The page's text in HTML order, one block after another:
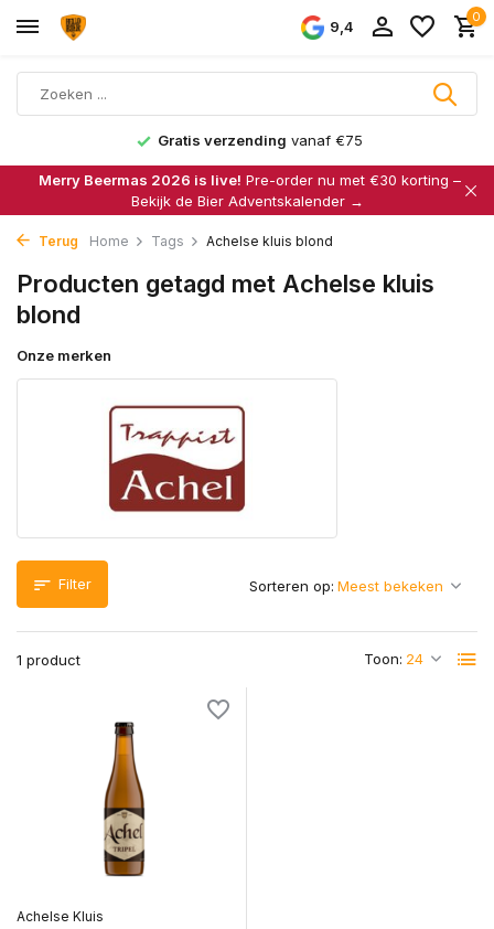
9,4
0
Gratis verzending vanaf €75
Merry Beermas 2026 is live! Pre-order nu met €30 korting –
Bekijk de Bier Adventskalender →
Terug Home Tags Achelse kluis blond
Producten getagd met Achelse kluis
blond
Onze merken
Filter
1 product Toon:
Sorteren op:
Achelse Kluis